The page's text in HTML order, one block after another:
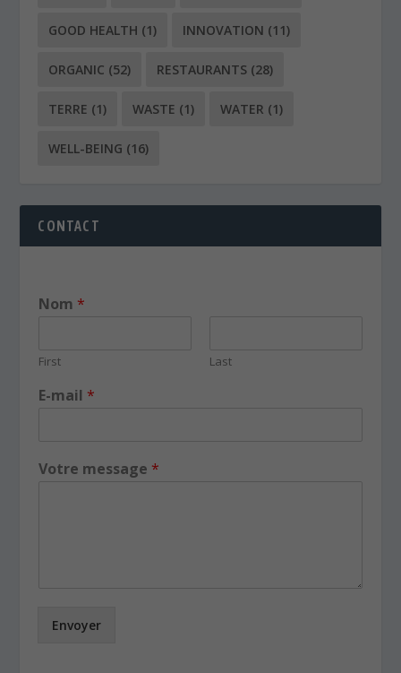
GOOD HEALTH (1) INNOVATION (11)
ORGANIC (52) RESTAURANTS (28)
TERRE (1) WASTE (1) WATER (1)
WELL-BEING (16)
CONTACT
Nom *
First Last
E-mail *
Votre message *
Envoyer